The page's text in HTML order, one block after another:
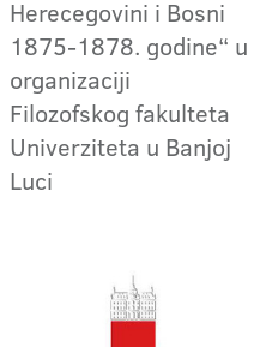
Herecegovini i Bosni
1875-1878. godine“ u
organizaciji
Filozofskog fakulteta
Univerziteta u Banjoj
Luci